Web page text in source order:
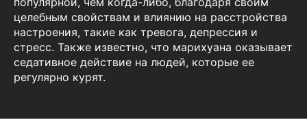
целебным свойствам и влиянию на расстройства
настроения, такие как тревога, депрессия и
стресс. Также известно, что марихуана оказывает
седативное действие на людей, которые ее
регулярно курят.